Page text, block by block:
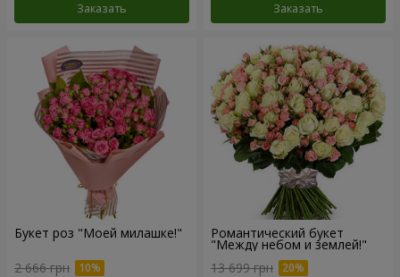
Заказать Заказать
Букет роз "Моей милашке!"
2 666 грн
Романтический букет
"Между небом и землей!"
13 699 грн